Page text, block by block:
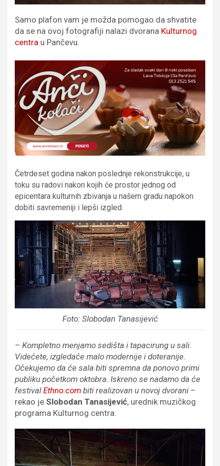
Samo plafon vam je možda pomogao da shvatite
da se na ovoj fotografiji nalazi dvorana Kulturnog
centra u Pančevu.
Četrdeset godina nakon poslednje rekonstrukcije, u
toku su radovi nakon kojih će prostor jednog od
epicentara kulturnih zbivanja u našem gradu napokon
dobiti savremeniji i lepši izgled.
Foto: Slobodan Tanasijević
– Kompletno menjamo sedišta i tapacirung u sali.
Videćete, izgledaće malo modernije i doteranije.
Očekujemo da će sala biti spremna da ponovo primi
publiku početkom oktobra. Iskreno se nadamo da će
festival Ethno.com biti realizovan u novoj dvorani –
rekao je Slobodan Tanasijević, urednik muzičkog
programa Kulturnog centra.